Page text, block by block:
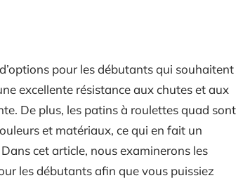
pour les débutants qui souhaitent
excellente résistance aux chutes et aux
De plus, les patins à roulettes quad sont
et matériaux, ce qui en fait un
cet article, nous examinerons les
les débutants afin que vous puissiez